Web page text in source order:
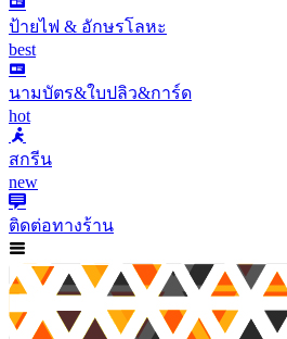
ป้ายไฟ & อักษรโลหะ
best
นามบัตร&ใบปลิว&การ์ด
hot
สกรีน
new
ติดต่อทางร้าน